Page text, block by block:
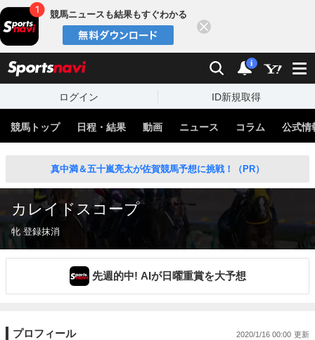
競馬ニュースも結果もすぐわかる
検索 通知
i
ログイン ID新規取得
競馬トップ 日程・結果 動画 ニュース コラム 公式情
真中満＆五十嵐亮太が佐賀競馬予想に挑戦！（PR）
カレイドスコープ
牝 登録抹消
先週的中! AIが日曜重賞を大予想
プロフィール 2020/1/16 00:00